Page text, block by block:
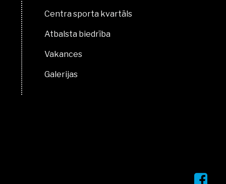
Centra sporta kvartāls
Atbalsta biedrība
Vakances
Galerijas